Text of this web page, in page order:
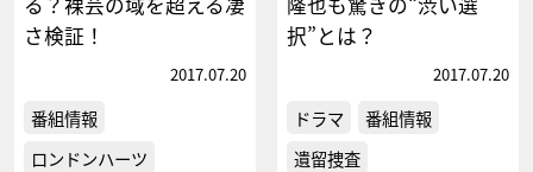
さ検証！
2017.07.20
番組情報
ロンドンハーツ
択”とは？
2017.07.20
ドラマ
番組情報
遺留捜査